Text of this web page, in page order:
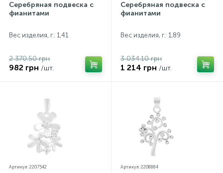
Серебряная подвеска с
фианитами
Вес изделия, г.: 1,41
2 370.50 грн
982 грн /шт.
Серебряная подвеска с
фианитами
Вес изделия, г.: 1,89
3 034.10 грн
1 214 грн /шт.
Артикул: 2207542 Артикул: 2208884